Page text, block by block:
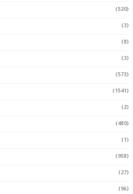
(520)
(3)
(8)
(3)
(573)
(1541)
(2)
(480)
(1)
(958)
(27)
(96)